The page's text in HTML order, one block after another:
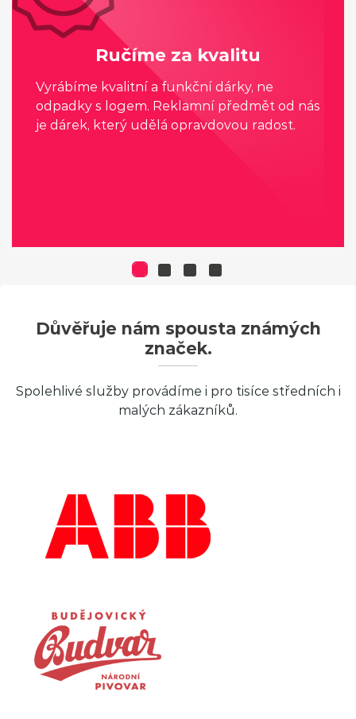
Ručíme za kvalitu
Vyrábíme kvalitní a funkční dárky, ne
odpadky s logem. Reklamní předmět od nás
je dárek, který udělá opravdovou radost.
Důvěřuje nám spousta známých
značek.
Spolehlivé služby provádíme i pro tisíce středních i
malých zákazníků.